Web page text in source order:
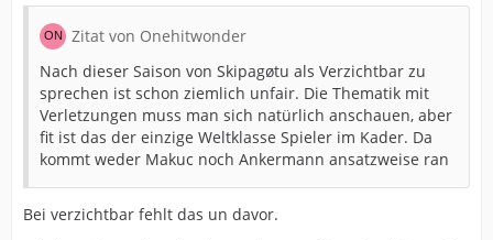
Zitat von Onehitwonder
Nach dieser Saison von Skipagøtu als Verzichtbar zu
sprechen ist schon ziemlich unfair. Die Thematik mit
Verletzungen muss man sich natürlich anschauen, aber
fit ist das der einzige Weltklasse Spieler im Kader. Da
kommt weder Makuc noch Ankermann ansatzweise ran
Bei verzichtbar fehlt das un davor.